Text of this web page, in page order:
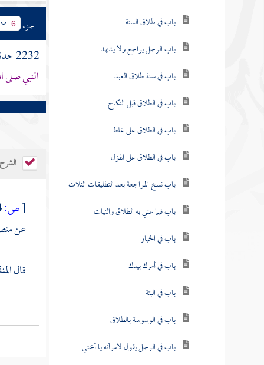
باب في طلاق السنة
باب الرجل يراجع ولا يشهد
باب في سنة طلاق العبد
باب في الطلاق قبل النكاح
باب في الطلاق على غلط
باب في الطلاق على الهزل
باب نسخ المراجعة بعد التطليقات الثلاث
باب فيما عني به الطلاق والنيات
باب في الخيار
باب في أمرك بيدك
باب في البتة
باب في الوسوسة بالطلاق
باب في الرجل يقول لامرأته يا أختي
جزء 6
2232 حدثنا
النبي صلى
الشرح
[ص:254 ]
عن
قال